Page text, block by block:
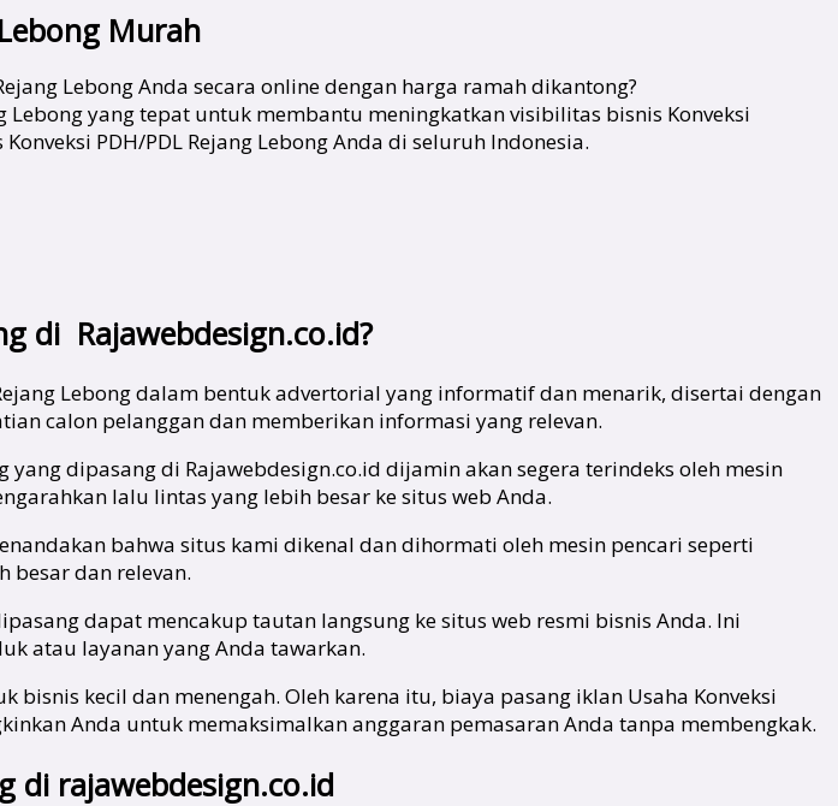
Murah
Lebong Anda secara online dengan harga ramah dikantong?
Lebong yang tepat untuk membantu meningkatkan visibilitas bisnis Konveksi
PDH/PDL Rejang Lebong Anda di seluruh Indonesia.
di Rajawebdesign.co.id?
Lebong dalam bentuk advertorial yang informatif dan menarik, disertai dengan
calon pelanggan dan memberikan informasi yang relevan.
yang dipasang di Rajawebdesign.co.id dijamin akan segera terindeks oleh mesin
lalu lintas yang lebih besar ke situs web Anda.
bahwa situs kami dikenal dan dihormati oleh mesin pencari seperti
besar dan relevan.
dapat mencakup tautan langsung ke situs web resmi bisnis Anda. Ini
atau layanan yang Anda tawarkan.
kecil dan menengah. Oleh karena itu, biaya pasang iklan Usaha Konveksi
Anda untuk memaksimalkan anggaran pemasaran Anda tanpa membengkak.
di rajawebdesign.co.id